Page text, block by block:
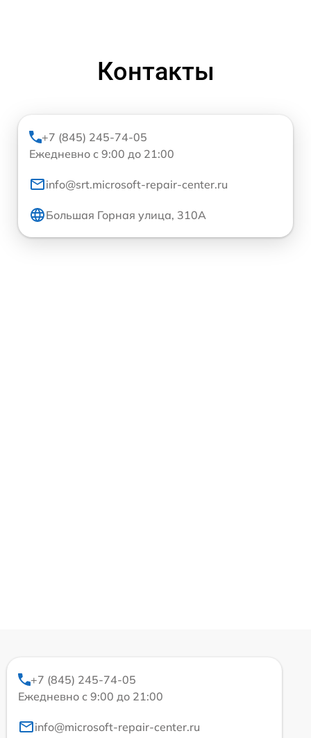
Контакты
+7 (845) 245-74-05
Ежедневно с 9:00 до 21:00
info@srt.microsoft-repair-center.ru
Большая Горная улица, 310А
+7 (845) 245-74-05
Ежедневно с 9:00 до 21:00
info@microsoft-repair-center.ru